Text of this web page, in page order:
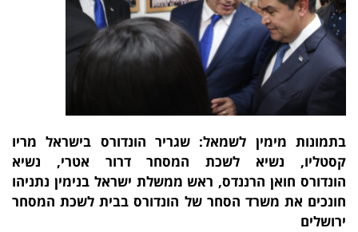
בתמונות מימין לשמאל: שגריר הונדורס בישראל מריו
קסטליו, נשיא לשכת המסחר דרור אטרי, נשיא
הונדורס חואן הרננדס, ראש ממשלת ישראל בנימין נתניהו
חונכים את משרד הסחר של הונדורס בבית לשכת המסחר
ירושלים